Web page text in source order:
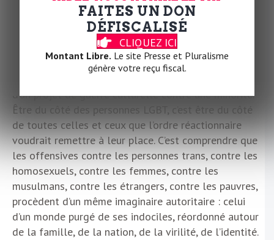
culturelles et politiques de l’émancipation. On la
combat en construisant des alliances, pas en jetant
les opprimés les uns contre les autres.
Nos fiertés ne se divisent pas. Elles ne se
d’un projet de guerre culturelle contre une minorité.
Être du côté des personnes LGBT, c’est être du côté
de toutes celles et ceux que l’ordre réactionnaire
voudrait remettre à leur place. C’est comprendre que
les offensives contre les personnes trans, contre les
homosexuels, contre les femmes, contre les
musulmans, contre les étrangers, contre les pauvres,
procèdent d’un même imaginaire autoritaire : celui
d’un monde purgé de ses indociles, réordonné autour
de la famille, de la nation, de la virilité, de l’identité.
FAITES UN DON
DÉFISCALISÉ
CLIQUEZ ICI
Montant Libre. Le site Presse et Pluralisme
génère votre reçu fiscal.